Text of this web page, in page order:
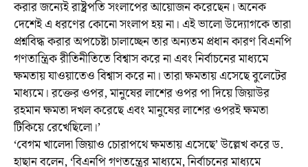
করার জন্যেই রাষ্ট্রপতি সংলাপের আয়োজন করেছেন। অনেক
দেশেই এ ধরণের কোনো সংলাপ হয় না। এই ভালো উদ্যোগকে তারা
প্রশ্নবিদ্ধ করার অপচেষ্টা চালাচ্ছেন তার অন্যতম প্রধান কারণ বিএনপি
গণতান্ত্রিক রীতিনীতিতে বিশ্বাস করে না এবং নির্বাচনের মাধ্যমে
ক্ষমতায় যাওয়াতেও বিশ্বাস করে না। তারা ক্ষমতায় এসেছে বুলেটের
মাধ্যমে। রক্তের ওপর, মানুষের লাশের ওপর পা দিয়ে জিয়াউর
রহমান ক্ষমতা দখল করেছে এবং মানুষের লাশের ওপরই ক্ষমতা
টিকিয়ে রেখেছিলো।’
‘বেগম খালেদা জিয়াও চোরাপথে ক্ষমতায় এসেছে’ উল্লেখ করে ড.
হাছান বলেন, ‘বিএনপি গণতন্ত্রের মাধ্যমে, নির্বাচনের মাধ্যমে